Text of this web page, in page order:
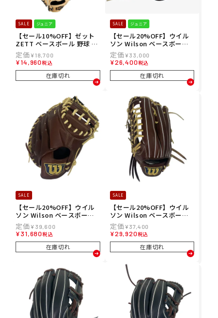
SALE ジュニア
【セール10%OFF】ゼット
ZETT ベースボール 野球 ソ
フトボール グラブ ミット グ
ローブ 軟式 限定 JR ゼロワ
ンステージ 捕手用 BJCB71
512F ジュニア キッズ 子ど
も 男の子 女の子 25FA 秋冬
¥18,700
¥14,960税込
在庫切れ
SALE ジュニア
【セール20%OFF】ウイル
ソン Wilson ベースボール
野球 ソフトボール グラブ ミ
ット グローブ 軟式 ジュニア
用 DMAX Jr 一塁手用 3J型
WBW103911 ジュニア キッ
ズ 子ども 男の子 女の子 25F
¥33,000
¥26,400税込
在庫切れ
SALE
【セール20%OFF】ウイル
ソン Wilson ベースボール
野球 ソフトボール グラブ ミ
ット グローブ 軟式 Basic L
ab 捕手用 2B型 捕手用 WB
W103744 メンズ レディース
ユニセックス 25FA 秋冬
¥ 39,600
¥31,680税込
在庫切れ
SALE
【セール20%OFF】ウイル
ソン Wilson ベースボール
野球 ソフトボール グラブ ミ
ット グローブ 軟式 Basic L
ab DUAL 外野手用 D8型 外
野手用 WBW103737 メンズ
レディース ユニセックス 25
¥37,400
¥29,920税込
在庫切れ